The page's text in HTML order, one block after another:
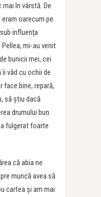
în vârstă. De
oarecum pe
influenţa
mi-au venit
bunicii mei, cei
văd cu ochii de
face bine, repară,
să ştiu dacă
drumului bun.
fulgerat foarte
că abia ne
muncă avea să
cartea şi am mai